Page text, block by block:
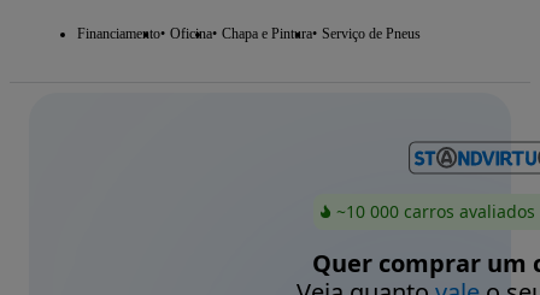
Financiamento Oficina Chapa e Pintura Serviço de Pneus
~10 000 carros
Quer comprar um